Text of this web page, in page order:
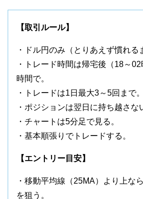
【取引ルール】
・ドル円のみ（とりあえず慣れる
・トレード時間は帰宅後（18～
時間で。
・トレードは1日最大3～5回まで。
・ポジションは翌日に持ち越さな
・チャートは5分足で見る。
・基本順張りでトレードする。
【エントリー目安】
・移動平均線（25MA）より上な
を狙う。